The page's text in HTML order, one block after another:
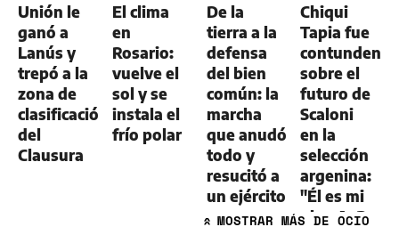
Unión le
ganó a
Lanús y
trepó a la
zona de
clasificación
del
Clausura
El clima
en
Rosario:
vuelve el
sol y se
instala el
frío polar
De la
tierra a la
defensa
del bien
común: la
marcha
que anudó
todo y
resucitó a
un ejército
Por
Chiqui
Tapia fue
contundente
sobre el
futuro de
Scaloni
en la
selección
argenina:
"Él es mi
plan A, B
» MOSTRAR MÁS DE OCIO